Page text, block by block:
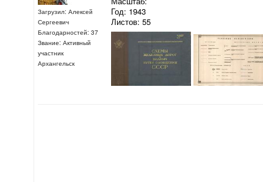
Загрузил: Алексей
Сергеевич
Благодарностей: 37
Звание: Активный
участник
Архангельск
Год: 1943
Листов: 55